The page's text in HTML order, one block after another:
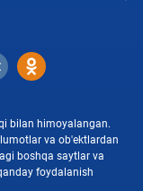
bilan himoyalangan.
va ob'ektlardan
boshqa saytlar va
foydalanish